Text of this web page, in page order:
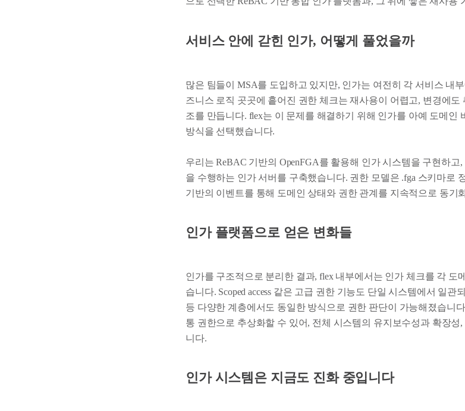
서비스 안에 갇힌 인가, 어떻게 풀었을까
많은 팀들이 MSA를 도입하고 있지만, 인가는 여전히 각 서비스 내
즈니스 로직 곳곳에 흩어진 권한 체크는 재사용이 어렵고, 변경에
조를 만듭니다. flex는 이 문제를 해결하기 위해 인가를 아예 도메인
방식을 선택했습니다.
우리는 ReBAC 기반의 OpenFGA를 활용해 인가 시스템을 구현하
을 수행하는 인가 서버를 구축했습니다. 권한 모델은 .fga 스키마로
기반의 이벤트를 통해 도메인 상태와 권한 관계를 지속적으로 동기
인가 플랫폼으로 얻은 변화들
인가를 구조적으로 분리한 결과, flex 내부에서는 인가 체크를 각 도
습니다. Scoped access 같은 고급 권한 기능도 단일 시스템에서 일
등 다양한 계층에서도 동일한 방식으로 권한 판단이 가능해졌습니
통 권한으로 추상화할 수 있어, 전체 시스템의 유지보수성과 확장성
니다.
인가 시스템은 지금도 진화 중입니다